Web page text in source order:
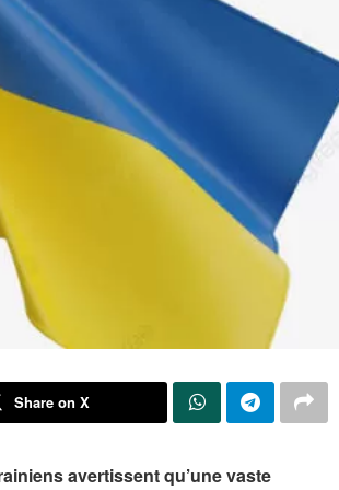
Share on X
avertissent qu’une vaste